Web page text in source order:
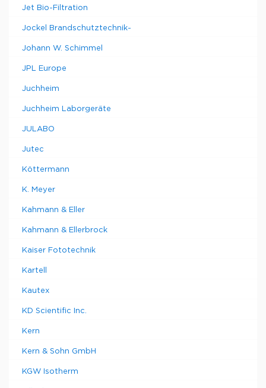
Jet Bio-Filtration
Jockel Brandschutztechnik-
Johann W. Schimmel
JPL Europe
Juchheim
Juchheim Laborgeräte
JULABO
Jutec
Köttermann
K. Meyer
Kahmann & Eller
Kahmann & Ellerbrock
Kaiser Fototechnik
Kartell
Kautex
KD Scientific Inc.
Kern
Kern & Sohn GmbH
KGW Isotherm